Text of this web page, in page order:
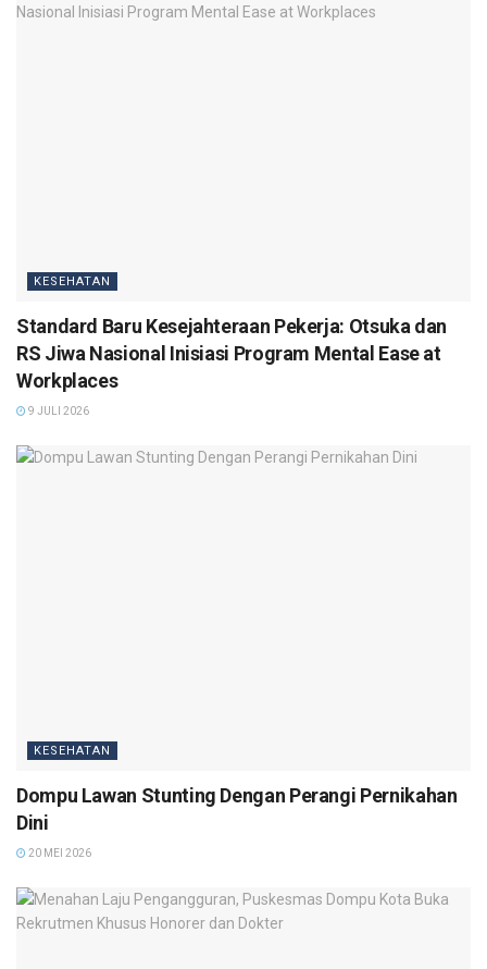
KESEHATAN
Standard Baru Kesejahteraan Pekerja: Otsuka dan
RS Jiwa Nasional Inisiasi Program Mental Ease at
Workplaces
9 JULI 2026
KESEHATAN
Dompu Lawan Stunting Dengan Perangi Pernikahan
Dini
20 MEI 2026